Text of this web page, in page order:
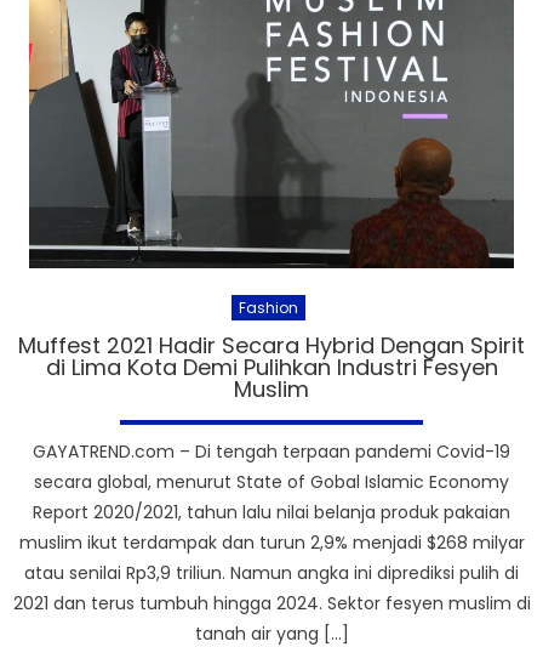
Fashion
Muffest 2021 Hadir Secara Hybrid Dengan Spirit
di Lima Kota Demi Pulihkan Industri Fesyen
Muslim
GAYATREND.com – Di tengah terpaan pandemi Covid-19
secara global, menurut State of Gobal Islamic Economy
Report 2020/2021, tahun lalu nilai belanja produk pakaian
muslim ikut terdampak dan turun 2,9% menjadi $268 milyar
atau senilai Rp3,9 triliun. Namun angka ini diprediksi pulih di
2021 dan terus tumbuh hingga 2024. Sektor fesyen muslim di
tanah air yang […]